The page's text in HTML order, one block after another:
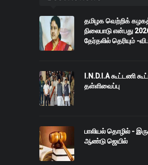
தமிழக வெற்றிக்
நிலைபாடு என்பது
தேர்தலில் தெரியும் -
I.N.D.I.A கூட்டணி
தள்ளிவைப்பு
பாலியல் தொழில் -
ஆண்டு ஜெயில்